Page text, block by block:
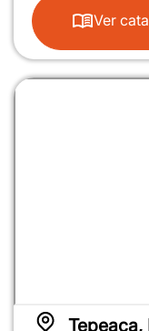
Ver
Tepeaca,